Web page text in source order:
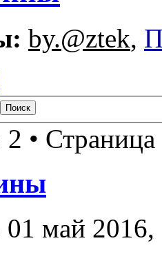
by.@ztek,
• Страница
01 май 2016,